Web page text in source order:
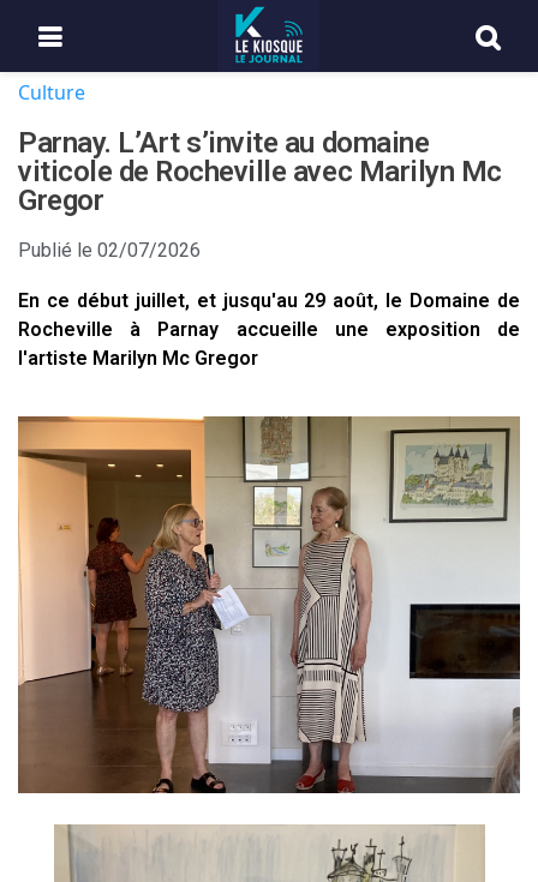
Culture
Parnay. L’Art s’invite au domaine
viticole de Rocheville avec Marilyn Mc
Gregor
Publié le 02/07/2026
En ce début juillet, et jusqu'au 29 août, le Domaine de
Rocheville à Parnay accueille une exposition de
l'artiste Marilyn Mc Gregor